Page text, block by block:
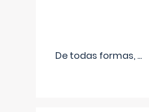
De todas formas, ...